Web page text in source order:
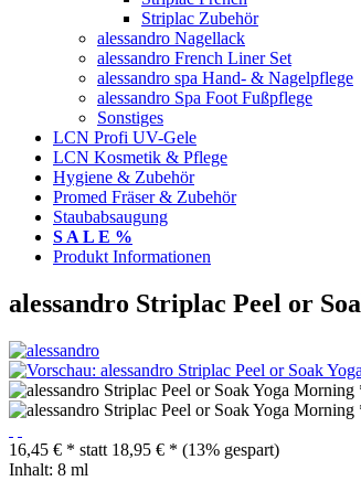
Striplac Zubehör
alessandro Nagellack
alessandro French Liner Set
alessandro spa Hand- & Nagelpflege
alessandro Spa Foot Fußpflege
Sonstiges
LCN Profi UV-Gele
LCN Kosmetik & Pflege
Hygiene & Zubehör
Promed Fräser & Zubehör
Staubabsaugung
S A L E %
Produkt Informationen
alessandro Striplac Peel or
16,45 € * statt 18,95 € * (13% gespart)
Inhalt: 8 ml